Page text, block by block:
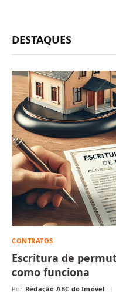
DESTAQUES
CONTRATOS
Escritura de
como funciona
Por Redação ABC do Imóvel